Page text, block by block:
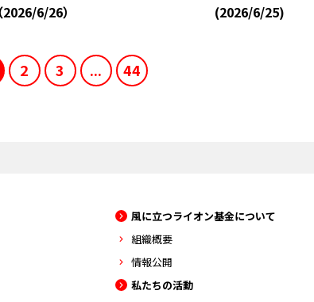
6/26）
(2026/6/25)
2 3 ... 44
風に立つライオン基金について
組織概要
情報公開
私たちの活動